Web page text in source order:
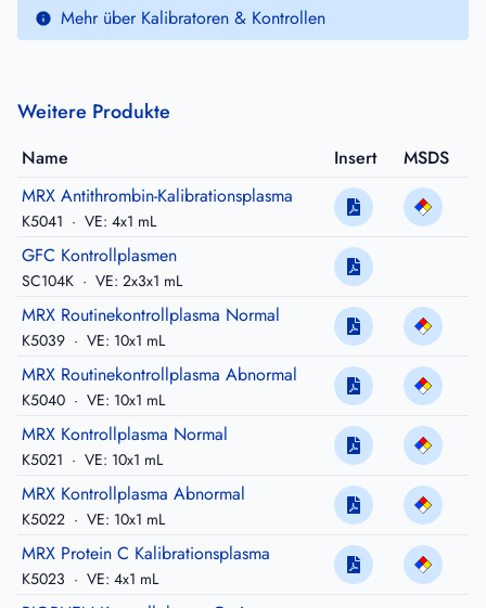
Mehr über Kalibratoren & Kontrollen
Weitere Produkte
Name Insert
MSDS
MRX Antithrombin-Kalibrationsplasma
K5041 · VE: 4x1 mL
GFC Kontrollplasmen
SC104K · VE: 2x3x1 mL
MRX Routinekontrollplasma Normal
K5039 · VE: 10x1 mL
MRX Routinekontrollplasma Abnormal
K5040 · VE: 10x1 mL
MRX Kontrollplasma Normal
K5021 · VE: 10x1 mL
MRX Kontrollplasma Abnormal
K5022 · VE: 10x1 mL
MRX Protein C Kalibrationsplasma
K5023 · VE: 4x1 mL